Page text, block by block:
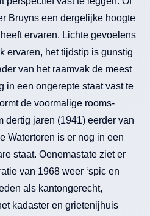
Bruyns een dergelijke hoogte
ervaren. Lichte gevoelens
ervaren, het tijdstip is gunstig
van het raamvak de meest
in een ongerepte staat vast te
de voormalige rooms-
dertig jaren (1941) eerder van
Watertoren is er nog in een
staat. Oenemastate ziet er
van 1968 weer ‘spic en
als kantongerecht,
kadaster en grietenijhuis